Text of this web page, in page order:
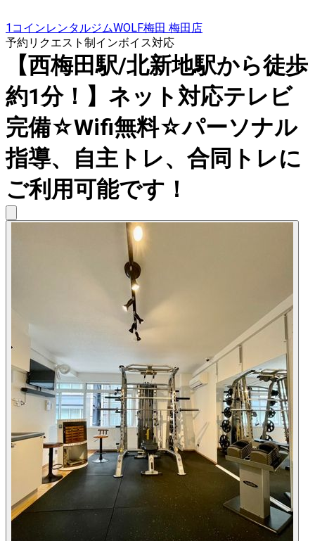
1コインレンタルジムWOLF梅田 梅田店
予約リクエスト制インボイス対応
【西梅田駅/北新地駅から徒歩
約1分！】ネット対応テレビ
完備☆Wifi無料☆パーソナル
指導、自主トレ、合同トレに
ご利用可能です！